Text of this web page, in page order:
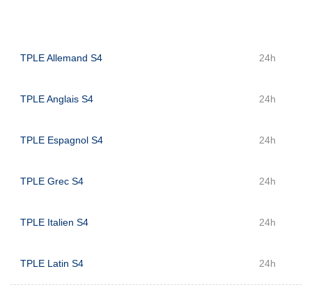
TPLE Allemand S4 24h
TPLE Anglais S4 24h
TPLE Espagnol S4 24h
TPLE Grec S4 24h
TPLE Italien S4 24h
TPLE Latin S4 24h